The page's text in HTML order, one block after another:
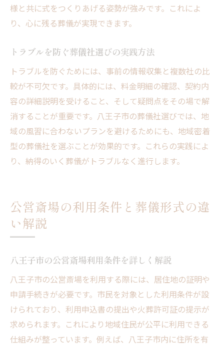
様と共に式をつくりあげる姿勢が強みです。これによ
り、心に残る葬儀が実現できます。
トラブルを防ぐ葬儀社選びの実践方法
トラブルを防ぐためには、事前の情報収集と複数社の比
較が不可欠です。具体的には、料金明細の確認、契約内
容の詳細説明を受けること、そして疑問点をその場で解
消することが重要です。八王子市の葬儀社選びでは、地
域の風習に合わないプランを避けるためにも、地域密着
型の葬儀社を選ぶことが効果的です。これらの実践によ
り、納得のいく葬儀がトラブルなく進行します。
公営斎場の利用条件と葬儀形式の違
い解説
八王子市の公営斎場利用条件を詳しく解説
八王子市の公営斎場を利用する際には、居住地の証明や
申請手続きが必要です。市民を対象とした利用条件が設
けられており、利用申込書の提出や火葬許可証の提示が
求められます。これにより地域住民が公平に利用できる
仕組みが整っています。例えば、八王子市内に住所を有